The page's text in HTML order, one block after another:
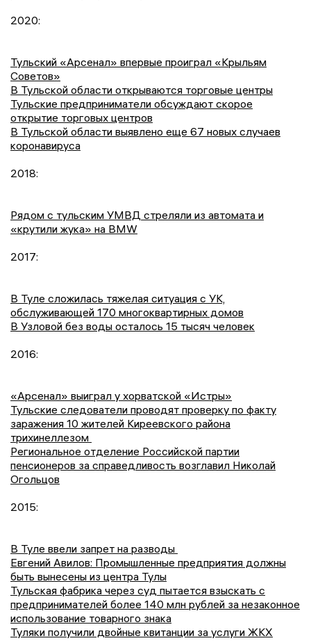
2020:
Тульский «Арсенал» впервые проиграл «Крыльям
Советов»
В Тульской области открываются торговые центры
Тульские предприниматели обсуждают скорое
открытие торговых центров
В Тульской области выявлено еще 67 новых случаев
коронавируса
2018:
Рядом с тульским УМВД стреляли из автомата и
«крутили жука» на BMW
2017:
В Туле сложилась тяжелая ситуация с УК,
обслуживающей 170 многоквартирных домов
В Узловой без воды осталось 15 тысяч человек
2016:
«Арсенал» выиграл у хорватской «Истры»
Тульские следователи проводят проверку по факту
заражения 10 жителей Киреевского района
трихинеллезом
Региональное отделение Российской партии
пенсионеров за справедливость возглавил Николай
Огольцов
2015:
В Туле ввели запрет на разводы
Евгений Авилов: Промышленные предприятия должны
быть вынесены из центра Тулы
Тульская фабрика через суд пытается взыскать с
предпринимателей более 140 млн рублей за незаконное
использование товарного знака
Туляки получили двойные квитанции за услуги ЖКХ